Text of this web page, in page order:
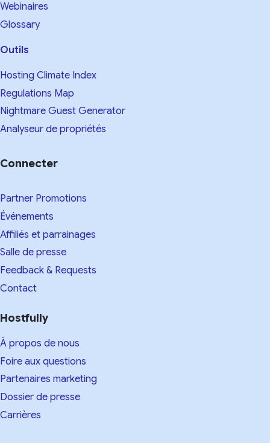
Webinaires
Glossary
Outils
Hosting Climate Index
Regulations Map
Nightmare Guest Generator
Analyseur de propriétés
Connecter
Partner Promotions
Événements
Affiliés et parrainages
Salle de presse
Feedback & Requests
Contact
Hostfully
À propos de nous
Foire aux questions
Partenaires marketing
Dossier de presse
Carrières